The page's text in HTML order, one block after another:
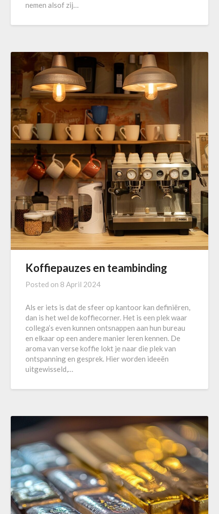
nemen alsof zij…
Koffiepauzes en teambinding
Posted on 8 April 2024
Als er iets is dat de sfeer op kantoor kan definiëren,
dan is het wel de koffiecorner. Het is een plek waar
collega’s even kunnen ontsnappen aan hun bureau
en elkaar op een andere manier leren kennen. De
aroma van verse koffie lokt je naar die plek van
ontspanning en gesprek. Hier worden ideeën
uitgewisseld,…